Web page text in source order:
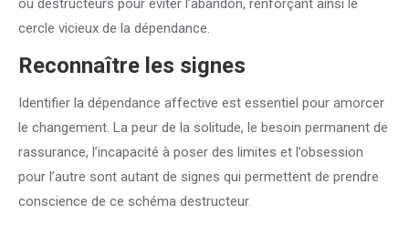
ou destructeurs pour éviter l’abandon, renforçant ainsi le
cercle vicieux de la dépendance.
Reconnaître les signes
Identifier la dépendance affective est essentiel pour amorcer
le changement. La peur de la solitude, le besoin permanent de
rassurance, l’incapacité à poser des limites et l’obsession
pour l’autre sont autant de signes qui permettent de prendre
conscience de ce schéma destructeur.